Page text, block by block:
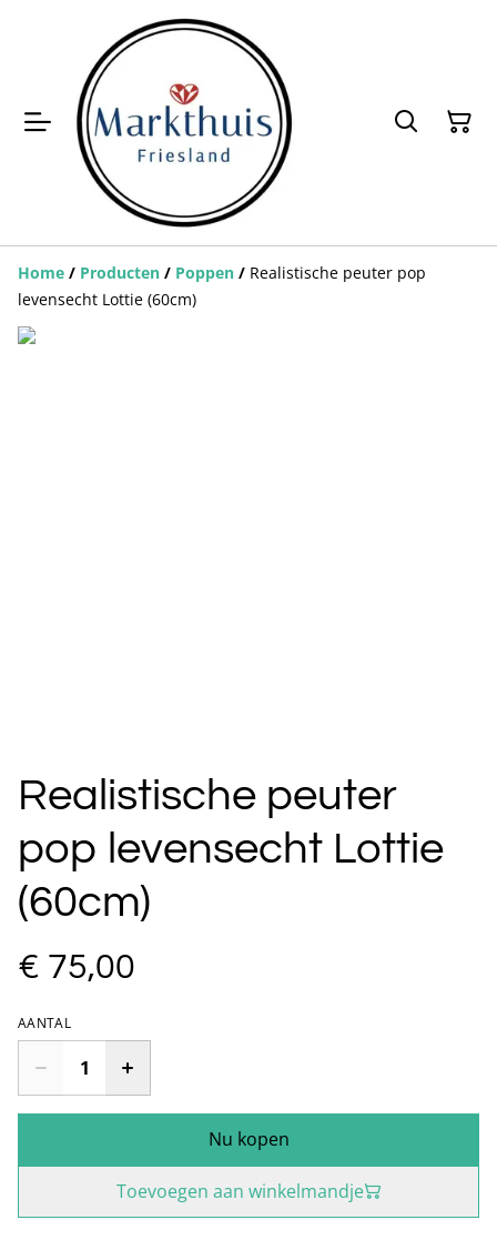
Home / Producten / Poppen / Realistische peuter pop
levensecht Lottie (60cm)
Realistische peuter
pop levensecht Lottie
(60cm)
€ 75,00
AANTAL
Nu kopen
Toevoegen aan winkelmandje